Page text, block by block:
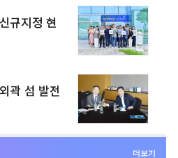
규지정 현
곽 섬 발전
더보기